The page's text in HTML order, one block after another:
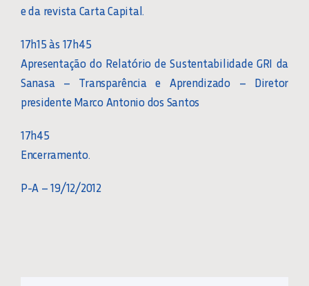
e da revista Carta Capital.
17h15 às 17h45
Apresentação do Relatório de Sustentabilidade GRI da
Sanasa – Transparência e Aprendizado – Diretor
presidente Marco Antonio dos Santos
17h45
Encerramento.
P-A – 19/12/2012